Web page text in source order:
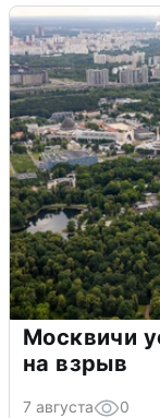
Москвичи
на взрыв
7 августа 0